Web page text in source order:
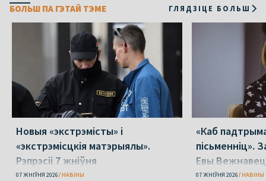
БОЛЬШ ПА ГЭТАЙ ТЭМЕ ГЛЯДЗІЦЕ БОЛЬШ
Новыя «экстрэмісты» і
«экстрэмісцкія матэрыялы».
Рэпрэсіі 7 жніўня
07 ЖНІЎНЯ 2026 НАВІНЫ
«Каб
пісьменніц».
Евы Вежнавец
07 ЖНІЎНЯ 2026 НАВІНЫ